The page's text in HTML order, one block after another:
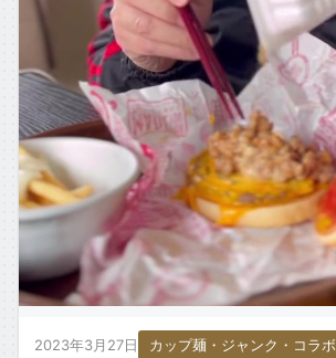
2023年3月27日 カップ麺・ジャンク・コラボ